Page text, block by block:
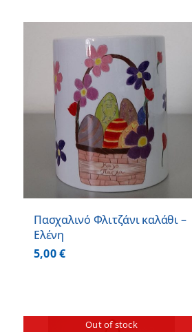
Πασχαλινό Φλιτζάνι καλάθι –
Ελένη
5,00€
ΠΡΟΣΘΗΚΗ ΣΤΟ ΚΑΛΑΘΙ
ΛΕΠΤΟΜΕΡΕΙΕΣ
Out of stock